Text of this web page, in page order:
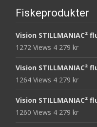
Fiskeprodukter
Vision STILLMANIAC²
1272 Views 4 279 kr
Vision STILLMANIAC²
1264 Views 4 279 kr
Vision STILLMANIAC²
1260 Views 4 279 kr